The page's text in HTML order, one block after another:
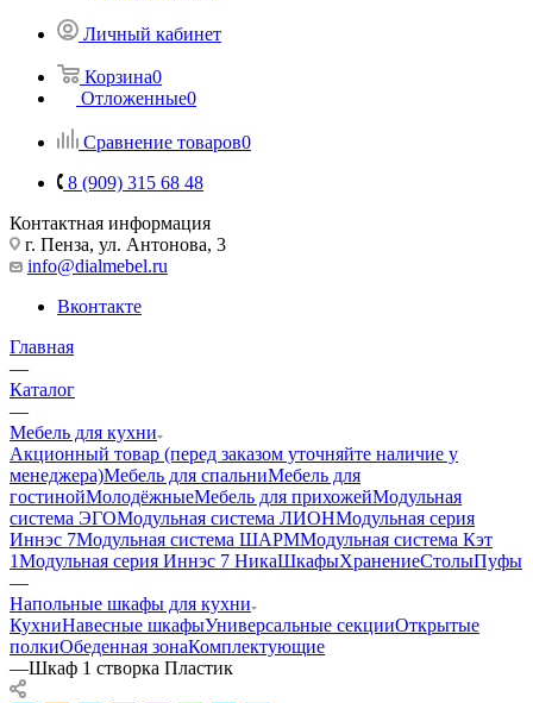
Личный кабинет
Корзина0
Отложенные0
Сравнение товаров0
8 (909) 315 68 48
Контактная информация
г. Пенза, ул. Антонова, 3
info@dialmebel.ru
Вконтакте
Главная
—
Каталог
—
Мебель для кухни
Акционный товар (перед заказом уточняйте наличие у
менеджера)Мебель для спальниМебель для
гостинойМолодёжныеМебель для прихожейМодульная
система ЭГОМодульная система ЛИОНМодульная серия
Иннэс 7Модульная система ШАРММодульная система Кэт
1Модульная серия Иннэс 7 НикаШкафыХранениеСтолыПуфы
—
Напольные шкафы для кухни
КухниНавесные шкафыУниверсальные секцииОткрытые
полкиОбеденная зонаКомплектующие
—Шкаф 1 створка Пластик